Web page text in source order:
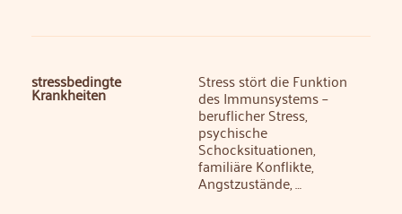
stressbedingte
Krankheiten
Stress stört die Funktion
des Immunsystems –
beruflicher Stress,
psychische
Schocksituationen,
familiäre Konflikte,
Angstzustände, …